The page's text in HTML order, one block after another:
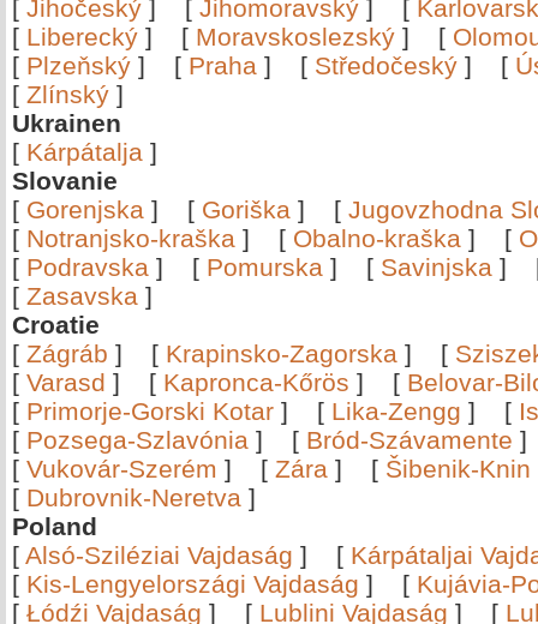
[ Jihočeský ] [ Jihomoravský ] [
[ Liberecký ] [ Moravskoslezský ] [
[ Plzeňský ] [ Praha ] [ Středočeský ] [
[ Zlínský ]
Ukrainen
[ Kárpátalja ]
Slovanie
[ Gorenjska ] [ Goriška ] [ Jugovzhodna
[ Notranjsko-kraška ] [ Obalno-kraška ] [
[ Podravska ] [ Pomurska ] [ Savinjska ]
[ Zasavska ]
Croatie
[ Zágráb ] [ Krapinsko-Zagorska ] [
[ Varasd ] [ Kapronca-Kőrös ] [ Belovar-
[ Primorje-Gorski Kotar ] [ Lika-Zengg ] [
[ Pozsega-Szlavónia ] [ Bród-Szávamente
[ Vukovár-Szerém ] [ Zára ] [ Šibenik-Knin
[ Dubrovnik-Neretva ]
Poland
[ Alsó-Sziléziai Vajdaság ] [ Kárpátaljai
[ Kis-Lengyelországi Vajdaság ] [ Kujávia-
[ Łódźi Vajdaság ] [ Lublini Vajdaság ] [